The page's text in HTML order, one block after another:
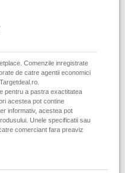
Comenzile inregistrate
de catre agentii economici
pentru a pastra exactitatea
acestea pot contine
informativ, acestea pot
Unele specificatii sau
comerciant fara preaviz